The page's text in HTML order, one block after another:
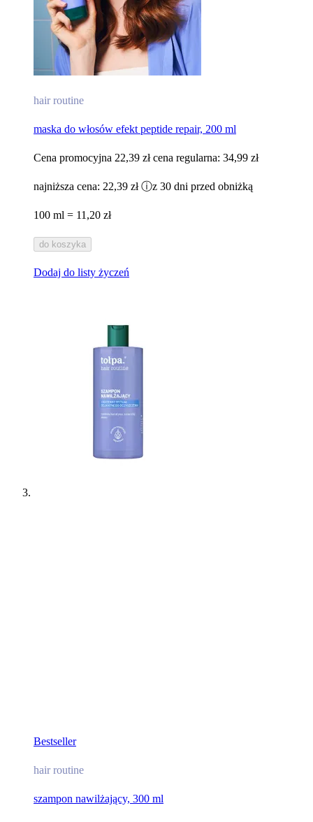
hair routine
maska do włosów efekt peptide repair, 200 ml​
Cena promocyjna 22,39 zł cena regularna: 34,99 zł
najniższa cena: 22,39 zł ⓘz 30 dni przed obniżką
100 ml = 11,20 zł
do koszyka
Dodaj do listy życzeń
Bestseller
hair routine
szampon nawilżający, 300 ml